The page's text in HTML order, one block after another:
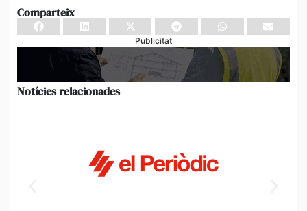
Comparteix
Publicitat
Notícies relacionades